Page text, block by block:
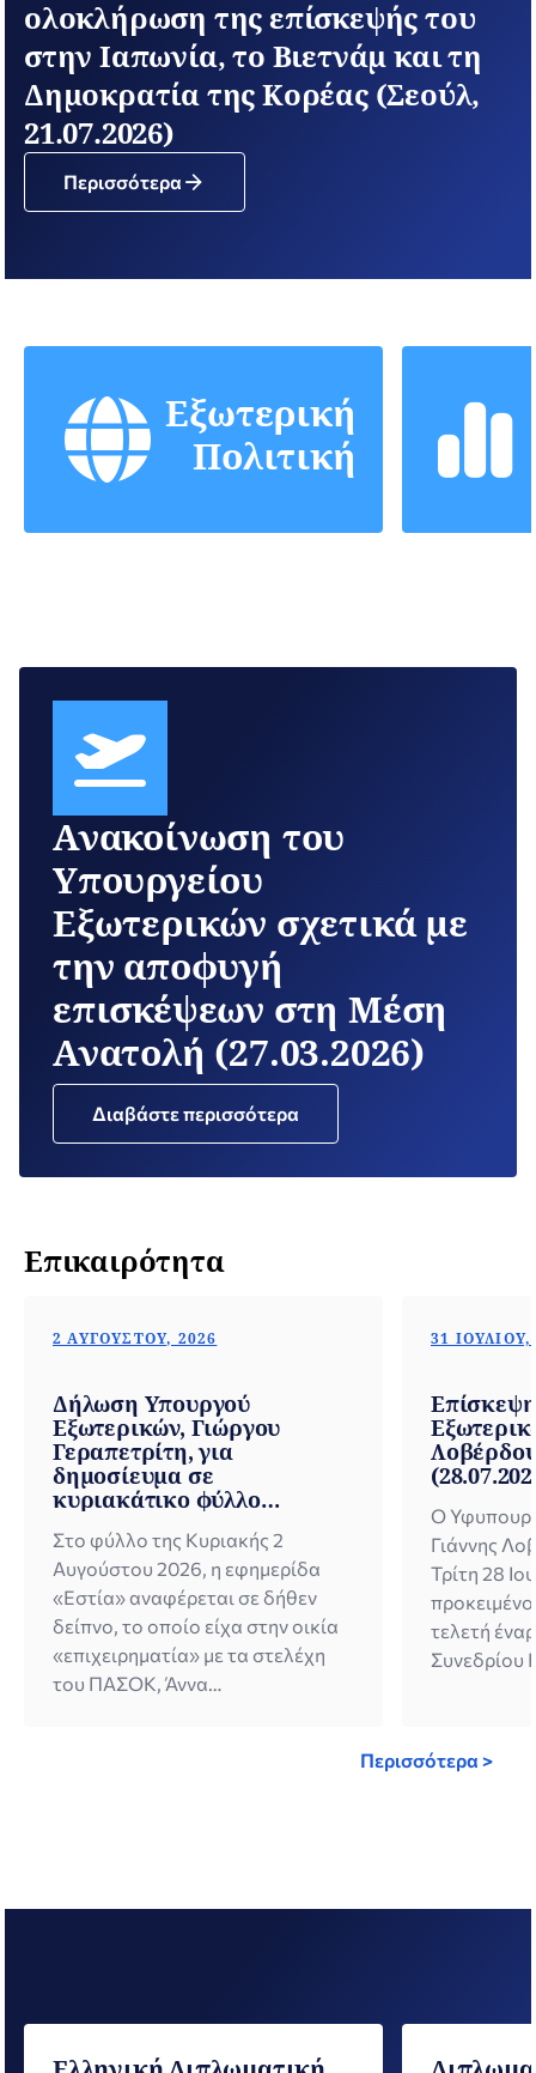
ολοκλήρωση της επίσκεψής του
στην Ιαπωνία, το Βιετνάμ και τη
Δημοκρατία της Κορέας (Σεούλ,
21.07.2026)
Περισσότερα
Εξωτερική
Πολιτική
Ανακοίνωση του
Υπουργείου
Εξωτερικών σχετικά με
την αποφυγή
επισκέψεων στη Μέση
Ανατολή (27.03.2026)
Διαβάστε περισσότερα
Επικαιρότητα
2 ΑΥΓΟΎΣΤΟΥ, 2026
Δήλωση Υπουργού
Εξωτερικών, Γιώργου
Γεραπετρίτη, για
δημοσίευμα σε
κυριακάτικο φύλλο
Στο φύλλο της Κυριακής 2
Αυγούστου 2026, η εφημερίδα
«Εστία» αναφέρεται σε δήθεν
δείπνο, το οποίο είχα στην οικία
«επιχειρηματία» με τα στελέχη
του ΠΑΣΟΚ, Άννα
της ανύπαρκτης μεταξύ μας
31 ΙΟΥΛΊΟΥ,
Ο
Γιάννης
Τρίτη 28
τελετή
Συνεδρίου
απηύθυνε,
Περισσότερα >